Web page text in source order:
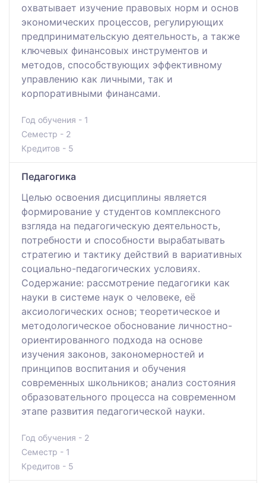
охватывает изучение правовых норм и основ
экономических процессов, регулирующих
предпринимательскую деятельность, а также
ключевых финансовых инструментов и
методов, способствующих эффективному
управлению как личными, так и
корпоративными финансами.
Год обучения - 1
Семестр - 2
Кредитов - 5
Педагогика
Целью освоения дисциплины является
формирование у студентов комплексного
взгляда на педагогическую деятельность,
потребности и способности вырабатывать
стратегию и тактику действий в вариативных
социально-педагогических условиях.
Содержание: рассмотрение педагогики как
науки в системе наук о человеке, её
аксиологических основ; теоретическое и
методологическое обоснование личностно-
ориентированного подхода на основе
изучения законов, закономерностей и
принципов воспитания и обучения
современных школьников; анализ состояния
образовательного процесса на современном
этапе развития педагогической науки.
Год обучения - 2
Семестр - 1
Кредитов - 5